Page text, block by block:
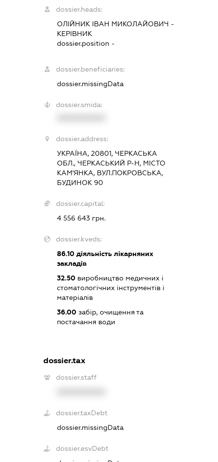
dossier.heads:
ОЛІЙНИК ІВАН МИКОЛАЙОВИЧ -
КЕРІВНИК
dossier.position -
dossier.beneficiaries:
dossier.missingData
dossier.smida:
dossier.address:
УКРАЇНА, 20801, ЧЕРКАСЬКА
ОБЛ., ЧЕРКАСЬКИЙ Р-Н, МІСТО
КАМ'ЯНКА, ВУЛ.ПОКРОВСЬКА,
БУДИНОК 90
dossier.capital:
4 556 643 грн.
dossier.kveds:
86.10 діяльність лікарняних
закладів
32.50 виробництво медичних і
стоматологічних інструментів і
матеріалів
36.00 забір, очищення та
постачання води
dossier.tax
dossier.staff
dossier.taxDebt
dossier.missingData
dossier.esvDebt